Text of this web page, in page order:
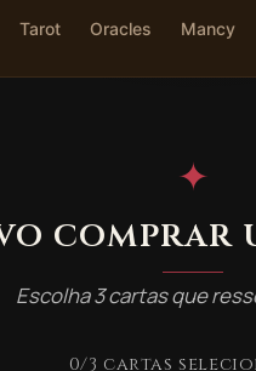
Tarot Oracles Mancy
✦
comprar
Escolha 3 cartas que
0/3 cartas